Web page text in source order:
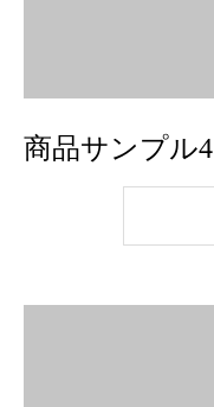
商品サンプル4